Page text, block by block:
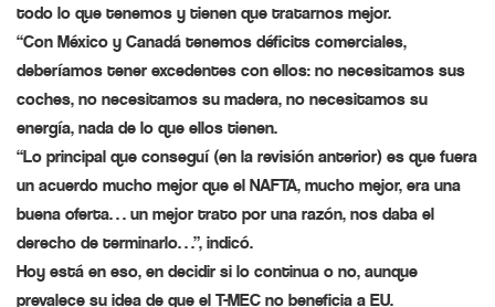
todo lo que tenemos y tienen que tratarnos mejor.
“Con México y Canadá tenemos déficits comerciales,
deberíamos tener excedentes con ellos: no necesitamos sus
coches, no necesitamos su madera, no necesitamos su
energía, nada de lo que ellos tienen.
“Lo principal que conseguí (en la revisión anterior) es que fuera
un acuerdo mucho mejor que el NAFTA, mucho mejor, era una
buena oferta… un mejor trato por una razón, nos daba el
derecho de terminarlo…”, indicó.
Hoy está en eso, en decidir si lo continua o no, aunque
prevalece su idea de que el T-MEC no beneficia a EU.